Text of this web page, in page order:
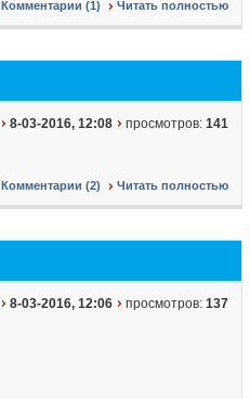
Комментарии (1) Читать полностью
8-03-2016, 12:08 просмотров: 141
Комментарии (2) Читать полностью
8-03-2016, 12:06 просмотров: 137